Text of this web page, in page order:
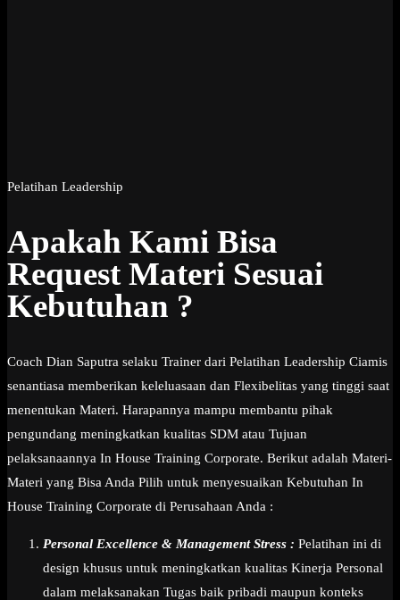
Pelatihan Leadership
Apakah Kami Bisa
Request Materi Sesuai
Kebutuhan ?
Coach Dian Saputra selaku Trainer dari Pelatihan Leadership Ciamis
senantiasa memberikan keleluasaan dan Flexibelitas yang tinggi saat
menentukan Materi. Harapannya mampu membantu pihak
pengundang meningkatkan kualitas SDM atau Tujuan
pelaksanaannya In House Training Corporate. Berikut adalah Materi-
Materi yang Bisa Anda Pilih untuk menyesuaikan Kebutuhan In
House Training Corporate di Perusahaan Anda :
Personal Excellence & Management Stress : Pelatihan ini di
design khusus untuk meningkatkan kualitas Kinerja Personal
dalam melaksanakan Tugas baik pribadi maupun konteks